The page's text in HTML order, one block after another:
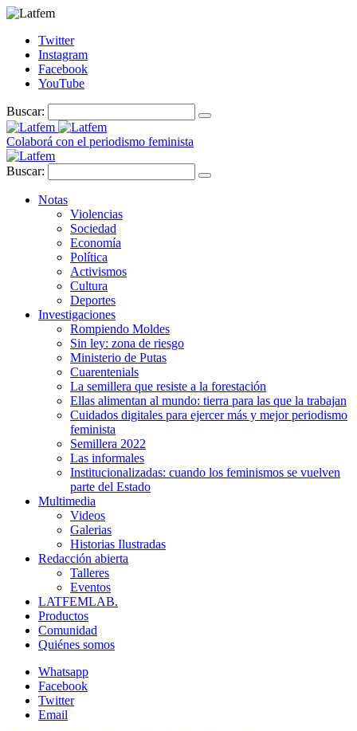
Twitter
Instagram
Facebook
YouTube
Buscar:
Colaborá con el periodismo feminista
Buscar:
Notas
Violencias
Sociedad
Economía
Política
Activismos
Cultura
Deportes
Investigaciones
Rompiendo Moldes
Sin ley: zona de riesgo
Ministerio de Putas
Cuarentenials
La semillera que resiste a la forestación
Ellas alimentan al mundo: tierra para las que la trabajan
Cuidados digitales para ejercer más y mejor periodismo
feminista
Semillera 2022
Las informales
Institucionalizadas: cuando los feminismos se vuelven
parte del Estado
Multimedia
Videos
Galerias
Historias Ilustradas
Redacción abierta
Talleres
Eventos
LATFEMLAB.
Productos
Comunidad
Quiénes somos
Whatsapp
Facebook
Twitter
Email